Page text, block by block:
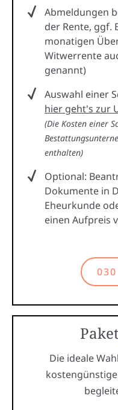
Abmeldungen
der Rente, ggf.
monatigen
Witwerrente
genannt)
Auswahl einer
hier geht's zur
(Die Kosten einer
enthalten)
Optional:
Dokumente in
Eheurkunde
einen Aufpreis
Paket
Die ideale